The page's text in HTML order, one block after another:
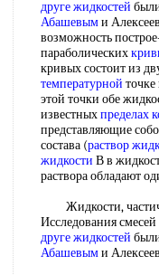
друге жидкостей
Абашевыми
возможность
параболических
кривых состоит из
температурной
этой точки обе
известныхпределах
представляющие
состава (раствор
жидкости В в
раствора обладают
Жидкости,
Исследования
друге жидкостей
Абашевыми